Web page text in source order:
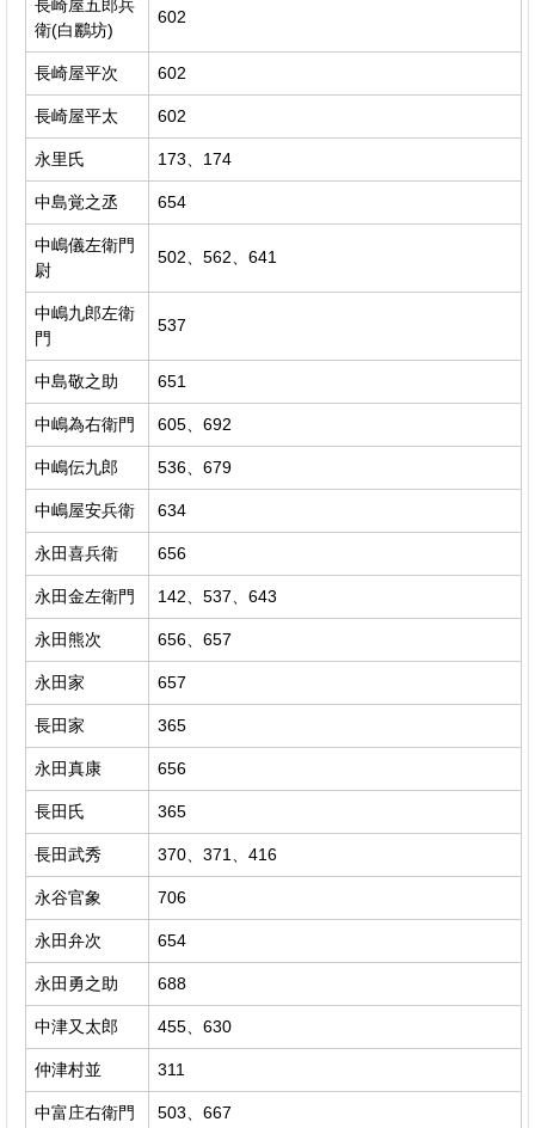
長崎屋五郎兵
衛(白鸝坊)
602
長崎屋平次 602
長崎屋平太 602
永里氏 173、174
中島覚之丞 654
中嶋儀左衛門
尉
502、562、641
中嶋九郎左衛
門
537
中島敬之助 651
中嶋為右衛門 605、692
中嶋伝九郎 536、679
中嶋屋安兵衛 634
永田喜兵衛 656
永田金左衛門 142、537、643
永田熊次 656、657
永田家 657
長田家 365
永田真康 656
長田氏 365
長田武秀 370、371、416
永谷官象 706
永田弁次 654
永田勇之助 688
中津又太郎 455、630
仲津村並 311
中富庄右衛門 503、667